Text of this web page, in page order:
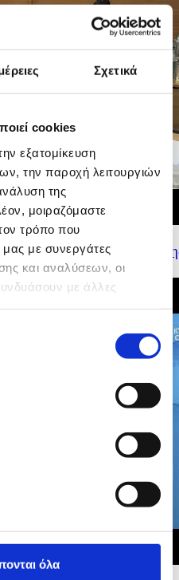
Σχετικά
cookies
εξατομίκευση
την παροχή λειτουργιών
της
μοιραζόμαστε
τρόπο που
μας με συνεργάτες
και αναλύσεων, οι
με άλλες
όλα
για τα αποτελέσματα
της...